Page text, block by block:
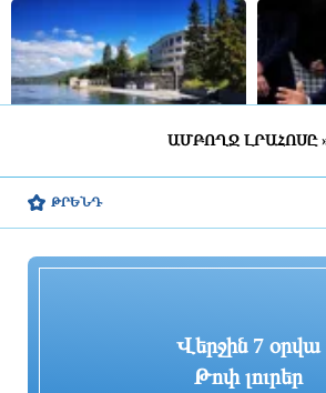
ընտանիքին
ԱՄԲՈՂՋ ԼՐԱՀՈՍԸ
ԹՐԵՆԴ
Վերջին 7 օրվա
Թոփ լուրեր